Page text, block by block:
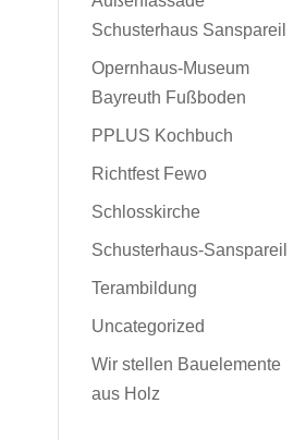
Schusterhaus Sanspareil
Opernhaus-Museum
Bayreuth Fußboden
PPLUS Kochbuch
Richtfest Fewo
Schlosskirche
Schusterhaus-Sanspareil
Terambildung
Uncategorized
Wir stellen Bauelemente
aus Holz